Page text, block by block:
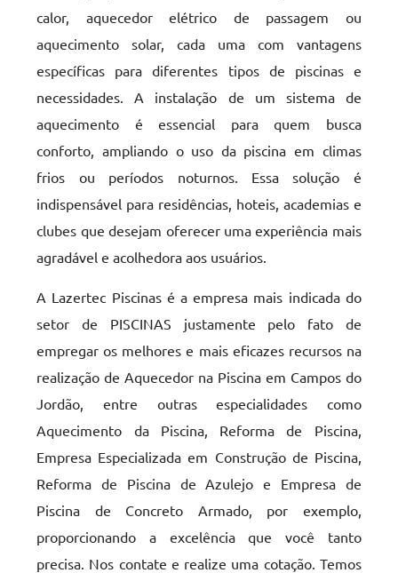
calor, aquecedor elétrico de passagem ou
aquecimento solar, cada uma com vantagens
específicas para diferentes tipos de piscinas e
necessidades. A instalação de um sistema de
aquecimento é essencial para quem busca
conforto, ampliando o uso da piscina em climas
frios ou períodos noturnos. Essa solução é
indispensável para residências, hoteis, academias e
clubes que desejam oferecer uma experiência mais
agradável e acolhedora aos usuários.
A Lazertec Piscinas é a empresa mais indicada do
setor de PISCINAS justamente pelo fato de
empregar os melhores e mais eficazes recursos na
realização de Aquecedor na Piscina em Campos do
Jordão, entre outras especialidades como
Aquecimento da Piscina, Reforma de Piscina,
Empresa Especializada em Construção de Piscina,
Reforma de Piscina de Azulejo e Empresa de
Piscina de Concreto Armado, por exemplo,
proporcionando a excelência que você tanto
precisa. Nos contate e realize uma cotação. Temos